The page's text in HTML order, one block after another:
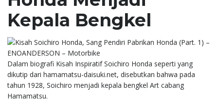
Kepala Bengkel
Dalam biografi Kisah Inspiratif Soichiro Honda seperti yang
dikutip dari hamamatsu-daisuki.net, disebutkan bahwa pada
tahun 1928, Soichiro menjadi kepala bengkel Art cabang
Hamamatsu.